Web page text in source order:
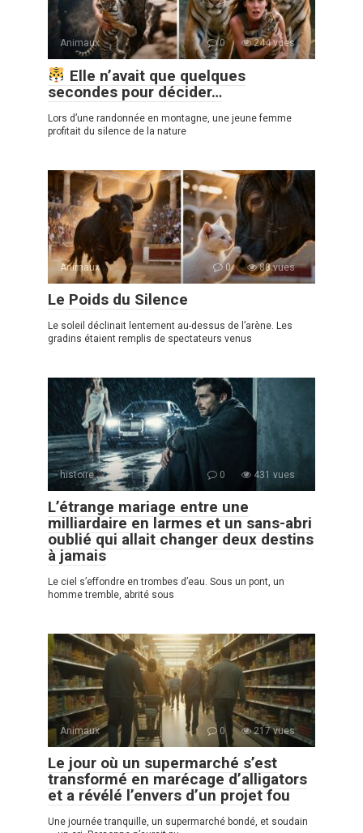
Animaux 0 244 vues
Elle n’avait que quelques
secondes pour décider…
Lors d’une randonnée en montagne, une jeune femme
profitait du silence de la nature
Animaux 0 88 vues
Le Poids du Silence
Le soleil déclinait lentement au-dessus de l’arène. Les
gradins étaient remplis de spectateurs venus
histoire 0 431 vues
L’étrange mariage entre une
milliardaire en larmes et un sans-abri
oublié qui allait changer deux destins
à jamais
Le ciel s’effondre en trombes d’eau. Sous un pont, un
homme tremble, abrité sous
Animaux 0 217 vues
Le jour où un supermarché s’est
transformé en marécage d’alligators
et a révélé l’envers d’un projet fou
Une journée tranquille, un supermarché bondé, et soudain